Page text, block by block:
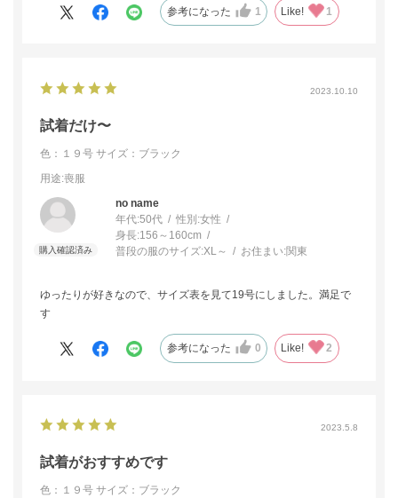
参考になった 1 Like! 1
2023.10.10
試着だけ〜
色：１９号 サイズ：ブラック
用途:喪服
no name
年代:50代 性別:女性
身長:156～160cm
普段の服のサイズ:XL～ お住まい:関東
ゆったりが好きなので、サイズ表を見て19号にしました。満足で
す
参考になった 0 Like! 2
2023.5.8
試着がおすすめです
色：１９号 サイズ：ブラック